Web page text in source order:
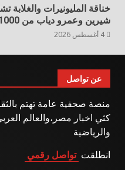
خناقة المليونيرات
شيرين وعمرو دياب من 1000 جنيه إلى نصف مليون
عن تواصل
منصة صحفية عامة تهتم
كثي اخبار مصر،والعالم
والرياضية
انطلقت تواصل رقمي